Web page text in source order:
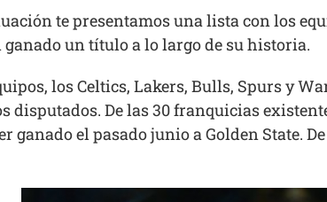
te presentamos una lista con los
ganado un título a lo largo de su historia.
los Celtics, Lakers, Bulls, Spurs y
disputados. De las 30 franquicias
ganado el pasado junio a Golden State.